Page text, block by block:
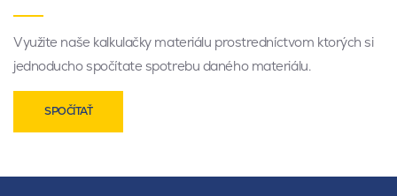
Využite naše kalkulačky materiálu prostredníctvom ktorých si
jednoducho spočítate spotrebu daného materiálu.
SPOČÍTAŤ